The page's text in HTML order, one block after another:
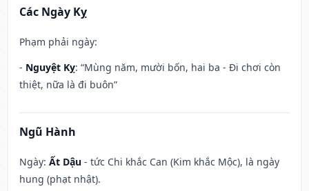
Các Ngày Kỵ
Phạm phải ngày:
- Nguyệt Kỵ: “Mùng năm, mười bốn, hai ba - Đi chơi còn
thiệt, nữa là đi buôn”
Ngũ Hành
Ngày: Ất Dậu - tức Chi khắc Can (Kim khắc Mộc), là ngày
hung (phạt nhật).